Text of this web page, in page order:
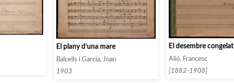
El plany d’una mare
Balcells i Garcia, Joan
1903
El desembre congelat
Alió, Francesc
[1882-1908]